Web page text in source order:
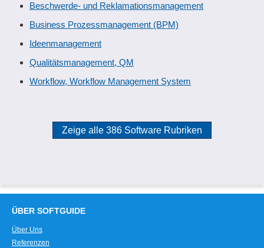
Beschwerde- und Reklamationsmanagement
Business Prozessmanagement (BPM)
Ideenmanagement
Qualitätsmanagement, QM
Workflow, Workflow Management System
Zeige alle 386 Software Rubriken
ÜBER SOFTGUIDE
Über Uns
Referenzen